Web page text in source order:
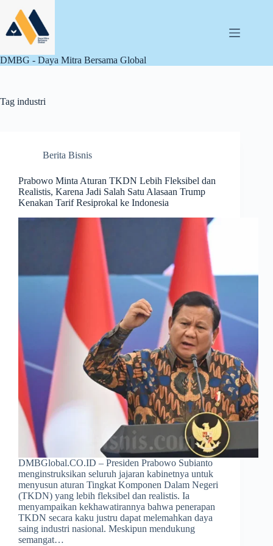
content
DMBG - Daya Mitra Bersama Global
Tag industri
Berita Bisnis
Prabowo Minta Aturan TKDN Lebih Fleksibel dan
Realistis, Karena Jadi Salah Satu Alasaan Trump
Kenakan Tarif Resiprokal ke Indonesia
DMBGlobal.CO.ID – Presiden Prabowo Subianto
menginstruksikan seluruh jajaran kabinetnya untuk
menyusun aturan Tingkat Komponen Dalam Negeri
(TKDN) yang lebih fleksibel dan realistis. Ia
menyampaikan kekhawatirannya bahwa penerapan
TKDN secara kaku justru dapat melemahkan daya
saing industri nasional. Meskipun mendukung
semangat…